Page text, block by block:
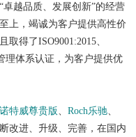
越品质、发展创新”的经营
上，竭诚为客户提供高性价
得了ISO9001:2015、
理体系认证，为客户提供优
诺特威尊贵版 、 Roch乐驰、
改进、升级、完善，在国内